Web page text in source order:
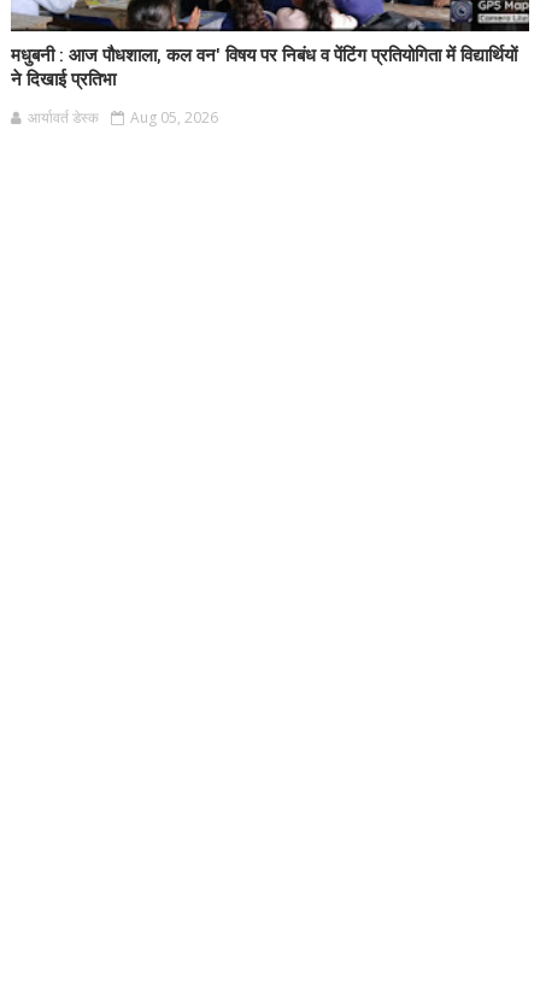
मधुबनी : आज पौधशाला, कल वन' विषय पर निबंध व पेंटिंग प्रतियोगिता में विद्यार्थियों
ने दिखाई प्रतिभा
आर्यावर्त डेस्क Aug 05, 2026